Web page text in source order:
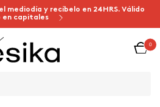
mediodía y recíbelo en 24HRS. Válido
en capitales
0